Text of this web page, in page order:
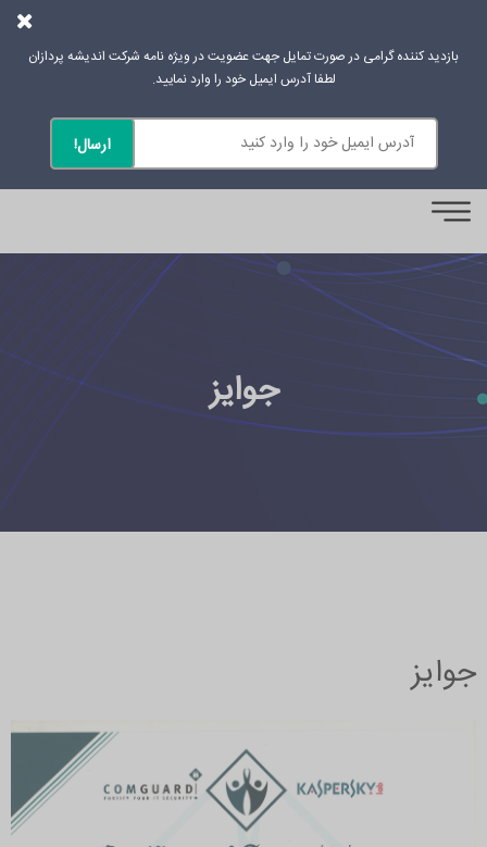
جوایز
جوایز
بازدید کننده گرامی در صورت تمایل جهت عضویت در ویژه نامه شرکت اندیشه پردازان
لطفا آدرس ایمیل خود را وارد نمایید.